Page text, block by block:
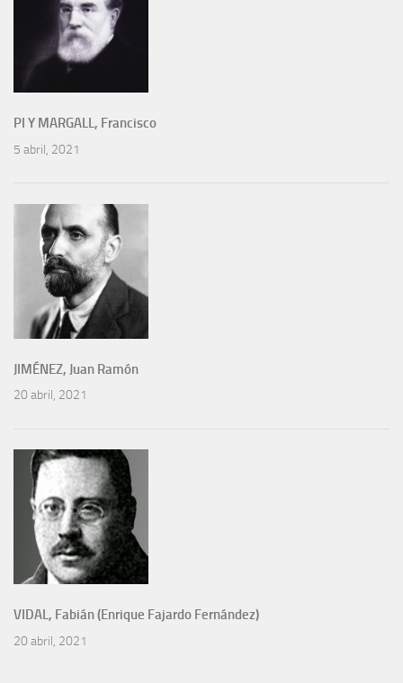
PI Y MARGALL, Francisco
5 abril, 2021
JIMÉNEZ, Juan Ramón
20 abril, 2021
VIDAL, Fabián (Enrique Fajardo Fernández)
20 abril, 2021